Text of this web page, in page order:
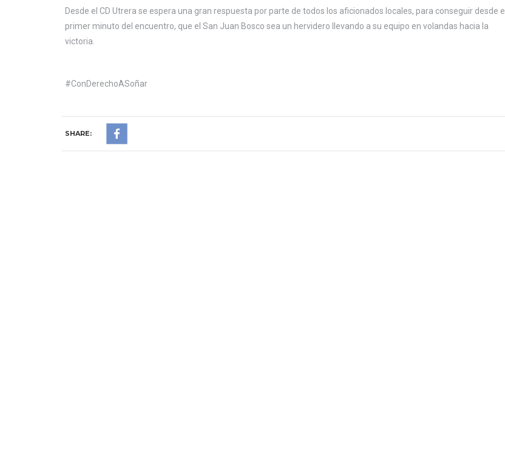
Desde el CD Utrera se espera una gran respuesta por parte de todos los aficionados locales, para conseguir desde el
primer minuto del encuentro, que el San Juan Bosco sea un hervidero llevando a su equipo en volandas hacia la
victoria.
#ConDerechoASoñar
SHARE: